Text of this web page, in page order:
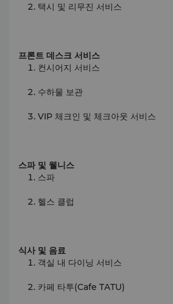
택시 및 리무진 서비스
프론트 데스크 서비스
컨시어지 서비스
수하물 보관
VIP 체크인 및 체크아웃 서비스
스파 및 웰니스
스파
헬스 클럽
식사 및 음료
객실 내 다이닝 서비스
카페 타투(Cafe TATU)